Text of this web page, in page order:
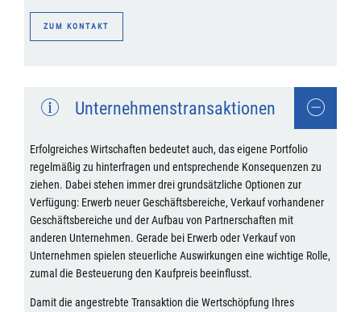
ZUM KONTAKT
Unternehmenstransaktionen
Erfolgreiches Wirtschaften bedeutet auch, das eigene Portfolio
regelmäßig zu hinterfragen und entsprechende Konsequenzen zu
ziehen. Dabei stehen immer drei grundsätzliche Optionen zur
Verfügung: Erwerb neuer Geschäftsbereiche, Verkauf vorhandener
Geschäftsbereiche und der Aufbau von Partnerschaften mit
anderen Unternehmen. Gerade bei Erwerb oder Verkauf von
Unternehmen spielen steuerliche Auswirkungen eine wichtige Rolle,
zumal die Besteuerung den Kaufpreis beeinflusst.
Damit die angestrebte Transaktion die Wertschöpfung Ihres